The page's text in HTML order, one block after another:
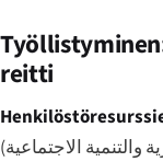
reitti
(والتنمية الاجتماعية